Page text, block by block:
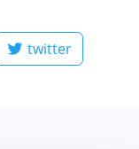
twitter